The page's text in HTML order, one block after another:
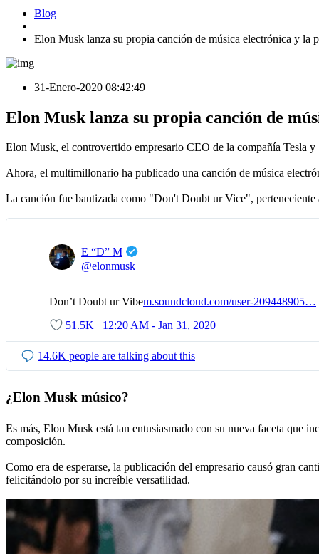
Blog
Elon Musk lanza su propia canción de música electrónica y la
31-Enero-2020 08:42:49
Elon Musk lanza su propia canción de
Elon Musk, el controvertido empresario CEO de la compañía Tesla
Ahora, el multimillonario ha publicado una canción de música
La canción fue bautizada como "Don't Doubt ur Vice",
E “D” M
✔
@elonmusk
Don’t Doubt ur Vibeh
t
s
m.soundcloud.com/user-209448905/
u
-
…
51.5K
12:20 AM - Jan 31, 2020
14.6K people are talking about this
¿Elon Musk músico?
Es más, Elon Musk está tan entusiasmado con su nueva faceta que
composición.
Como era de esperarse, la publicación del empresario causó gran
felicitándolo por su increíble versatilidad.